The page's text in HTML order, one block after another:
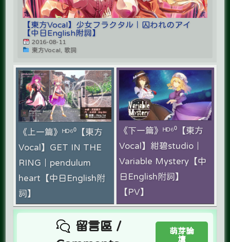
【東方Vocal】少女フラクタル｜囚われのアイ
【中日English附詞】
2016-08-11
東方Vocal, 歌詞
《上一篇》ᴴᴰ⁶⁰【東方
Vocal】GET IN THE
RING｜pendulum
heart【中日English附
詞】
《下一篇》ᴴᴰ⁶⁰【東方
Vocal】紺碧studio｜
Variable Mystery【中
日English附詞】
【PV】
留言區 /
萌芽論
壇